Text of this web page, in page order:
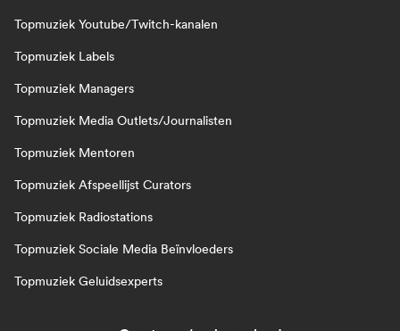
Topmuziek Youtube/Twitch-kanalen
Topmuziek Labels
Topmuziek Managers
Topmuziek Media Outlets/Journalisten
Topmuziek Mentoren
Topmuziek Afspeellijst Curators
Topmuziek Radiostations
Topmuziek Sociale Media Beïnvloeders
Topmuziek Geluidsexperts